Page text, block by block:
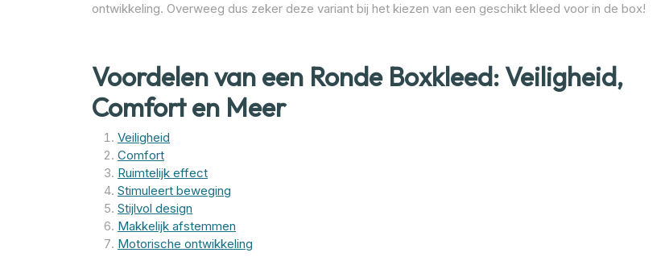
ontwikkeling. Overweeg dus zeker deze variant bij het kiezen van een geschikt kleed voor in de box!
Voordelen van een Ronde Boxkleed: Veiligheid,
Comfort en Meer
Veiligheid
Comfort
Ruimtelijk effect
Stimuleert beweging
Stijlvol design
Makkelijk afstemmen
Motorische ontwikkeling